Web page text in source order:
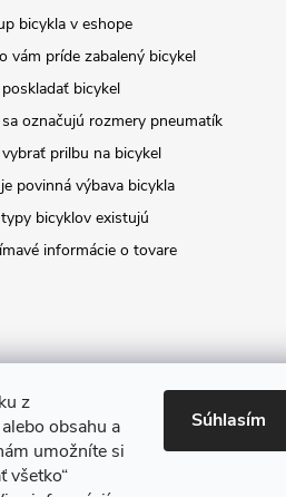
z
obsahu a
umožníte si
všetko“
Súhlasím
bicykla v eshope
vám príde zabalený bicykel
bicykel
označujú rozmery pneumatík
prilbu na bicykel
povinná výbava bicykla
bicyklov existujú
informácie o tovare